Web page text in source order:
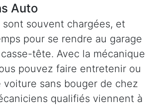
Auto
sont souvent chargées, et
pour se rendre au garage
tête. Avec la mécanique
pouvez faire entretenir ou
voiture sans bouger de chez
qualifiés viennent à